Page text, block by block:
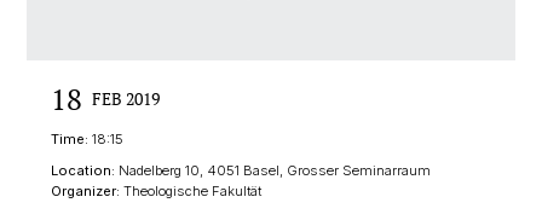
18 FEB 2019
Time: 18:15
Location: Nadelberg 10, 4051 Basel, Grosser Seminarraum
Organizer: Theologische Fakultät